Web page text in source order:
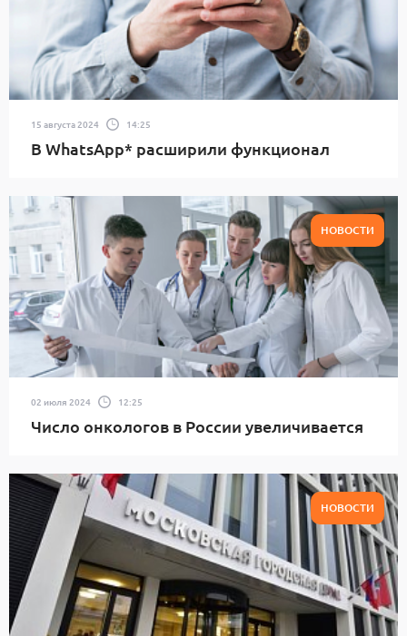
15 августа 2024 14:25
В WhatsApp* расширили функционал
НОВОСТИ
02 июля 2024 12:25
Число онкологов в России увеличивается
НОВОСТИ